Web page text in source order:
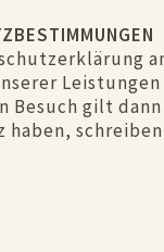
Besuch gilt
haben,